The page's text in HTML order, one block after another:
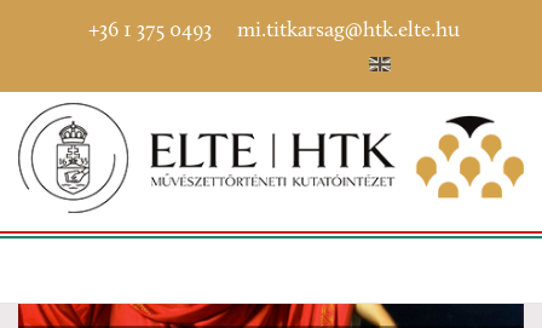
+36 1 375 0493 mi.titkarsag@htk.elte.hu